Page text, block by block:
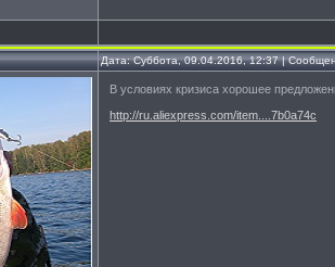
Дата: Суббота, 09.04.2016, 12:37 |
В условиях кризиса хорошее
http://ru.aliexpress.com/item....7b0a74c